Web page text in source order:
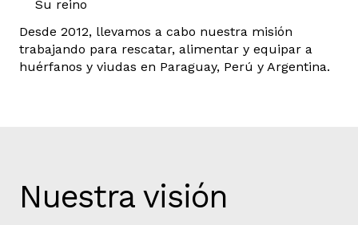
Su reino
Desde 2012, llevamos a cabo nuestra misión
trabajando para rescatar, alimentar y equipar a
huérfanos y viudas en Paraguay, Perú y Argentina.
Nuestra visión